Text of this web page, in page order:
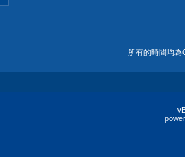
所有的時間均為